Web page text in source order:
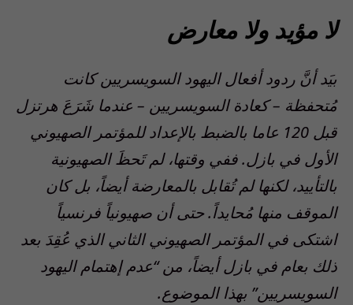
لا مؤيد ولا معارض
بيَد أنَّ ردود أفعال اليهود السويسريين كانت
مُتحفظة – كعادة السويسريين – عندما شَرَعَ هرتزل
قبل 120 عاما بالضبط بالإعداد للمؤتمر الصهيوني
الأول في بازل. ففي وقتها، لم تَحظَ الصهيونية
بالتأييد، لكنها لم تُقابل بالمعارضة أيضاً، بل كان
الموقف منها مُحايداً. حتى أن صهيونياً فرنسياً
اشتكى في المؤتمر الصهيوني الثاني الذي عُقِدَ بعد
ذلك بعام في بازل أيضاً، من “عدم إهتمام اليهود
السويسريين” بهذا الموضوع.